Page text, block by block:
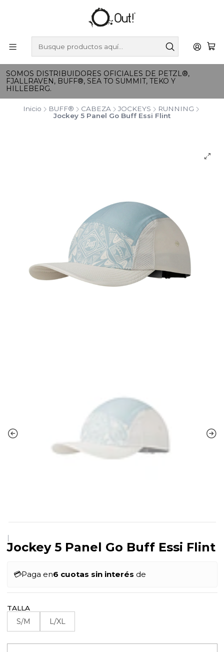
SOMOS DISTRIBUIDORES OFICIALES DE PETZL®,
FJALLRAVEN, BUFF®, SEA TO SUMMIT, TEKO Y
HILLEBERG.
Inicio BUFF® CABEZA JOCKEYS
RUNNING
Jockey 5 Panel Go Buff Essi Flint
|
Jockey 5 Panel Go Buff Essi Flint
💳Paga en6 cuotas sin interés de
TALLA
S/M L/XL